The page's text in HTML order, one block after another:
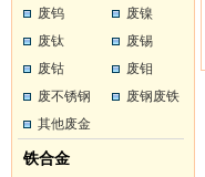
废钨
废镍
废钛
废锡
废钴
废钼
废不锈钢
废钢废铁
其他废金
属铁合金